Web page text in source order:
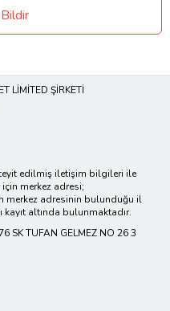
LİMİTED ŞİRKETİ
teyit edilmiş iletişim bilgileri ile
merkez adresi;
merkez adresinin bulunduğu il
altında bulunmaktadır.
SK TUFAN GELMEZ NO 26 3